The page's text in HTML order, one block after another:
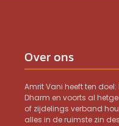
Over ons
Amrit Vani heeft ten
Dharm en voorts al
of zijdelings verband
alles in de ruimste zin